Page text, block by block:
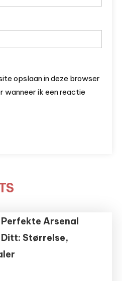
opslaan in deze browser
wanneer ik een reactie
Arsenal
Størrelse,